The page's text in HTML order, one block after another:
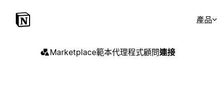
產品
Marketplace範本代理程式顧問連接